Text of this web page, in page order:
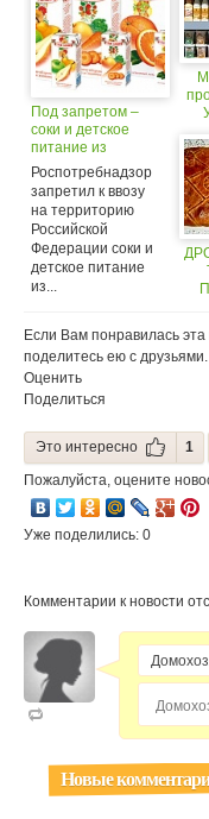
Под запретом –
соки и детское
питание из
Украины
Роспотребнадзор
запретил к ввозу
на территорию
Российской
Федерации соки и
детское питание
из...
Если Вам понравилась
поделитесь ею с
Оценить
Поделиться
Это интересно
1
Пожалуйста, оцените
Уже поделились: 0
Комментарии к новости
Новые